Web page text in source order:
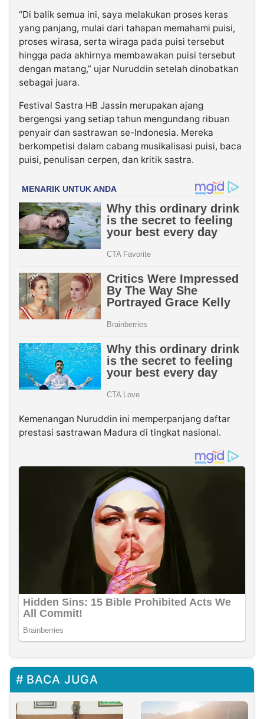
“Di balik semua ini, saya melakukan proses keras
yang panjang, mulai dari tahapan memahami puisi,
proses wirasa, serta wiraga pada puisi tersebut
hingga pada akhirnya membawakan puisi tersebut
dengan matang,” ujar Nuruddin setelah dinobatkan
sebagai juara.
Festival Sastra HB Jassin merupakan ajang
bergengsi yang setiap tahun mengundang ribuan
penyair dan sastrawan se-Indonesia. Mereka
berkompetisi dalam cabang musikalisasi puisi, baca
puisi, penulisan cerpen, dan kritik sastra.
Kemenangan Nuruddin ini memperpanjang daftar
prestasi sastrawan Madura di tingkat nasional.
BACA JUGA